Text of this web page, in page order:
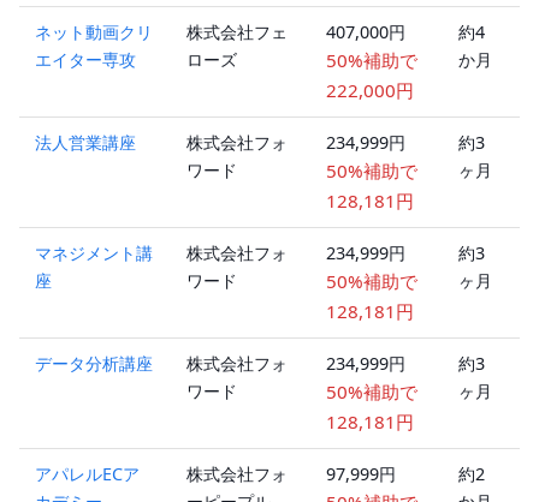
ネット動画クリ
エイター専攻
株式会社フェ
ローズ
407,000円
50%補助で
222,000円
約4
か月
法人営業講座
株式会社フォ
ワード
234,999円
50%補助で
128,181円
約3
ヶ月
マネジメント講
座
株式会社フォ
ワード
234,999円
50%補助で
128,181円
約3
ヶ月
データ分析講座
株式会社フォ
ワード
234,999円
50%補助で
128,181円
約3
ヶ月
アパレルECア
株式会社フォ
97,999円
約2